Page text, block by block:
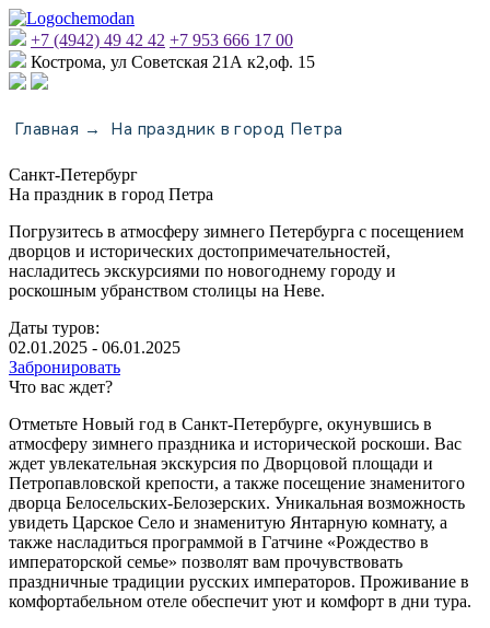
+7 (4942) 49 42 42 +7 953 666 17 00
Кострома, ул Советская 21А к2,оф. 15
Главная → На праздник в город Петра
Санкт-Петербург
На праздник в город Петра
Погрузитесь в атмосферу зимнего Петербурга с посещением
дворцов и исторических достопримечательностей,
насладитесь экскурсиями по новогоднему городу и
роскошным убранством столицы на Неве.
Даты туров:
02.01.2025 - 06.01.2025
Забронировать
Что вас ждет?
Отметьте Новый год в Санкт-Петербурге, окунувшись в
атмосферу зимнего праздника и исторической роскоши. Вас
ждет увлекательная экскурсия по Дворцовой площади и
Петропавловской крепости, а также посещение знаменитого
дворца Белосельских-Белозерских. Уникальная возможность
увидеть Царское Село и знаменитую Янтарную комнату, а
также насладиться программой в Гатчине «Рождество в
императорской семье» позволят вам прочувствовать
праздничные традиции русских императоров. Проживание в
комфортабельном отеле обеспечит уют и комфорт в дни тура.